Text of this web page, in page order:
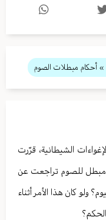
» أحكام مبطلات الصوم
الشیطانیة، قرّرت
مبطل للصوم تراجعت عن
ولو کان هذا الأمر أثناء